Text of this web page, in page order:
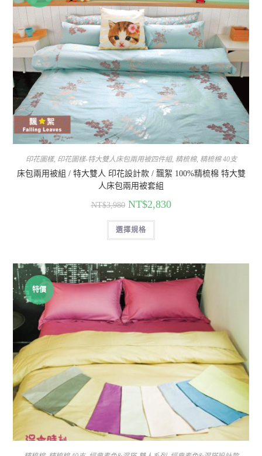
印花圖樣, 印花圖樣-特大雙人床包兩用被四件組, 精梳棉, 精梳棉 40支
床包兩用被組 / 特大雙人 印花設計款 / 飄絮 100%精梳棉 特大雙
人床包兩用被套組
NT$3,980 NT$2,830
選擇規格
特價